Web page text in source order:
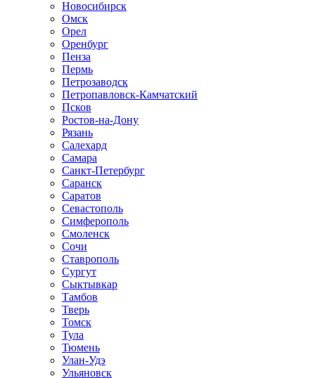
Новосибирск
Омск
Орел
Оренбург
Пенза
Пермь
Петрозаводск
Петропавловск-Камчатский
Псков
Ростов-на-Дону
Рязань
Салехард
Самара
Санкт-Петербург
Саранск
Саратов
Севастополь
Симферополь
Смоленск
Сочи
Ставрополь
Сургут
Сыктывкар
Тамбов
Тверь
Томск
Тула
Тюмень
Улан-Удэ
Ульяновск